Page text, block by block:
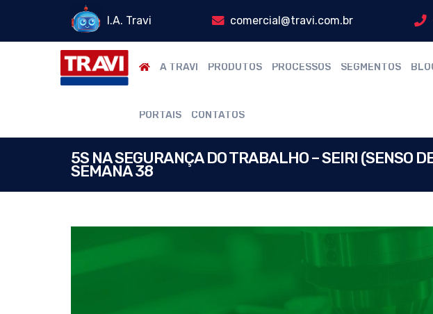
I.A. Travi comercial@travi.com.br
A TRAVI PRODUTOS PROCESSOS SEGMENTOS
PORTAIS CONTATOS
5S NA SEGURANÇA DO TRABALHO – SEIRI (SENSO
SEMANA 38